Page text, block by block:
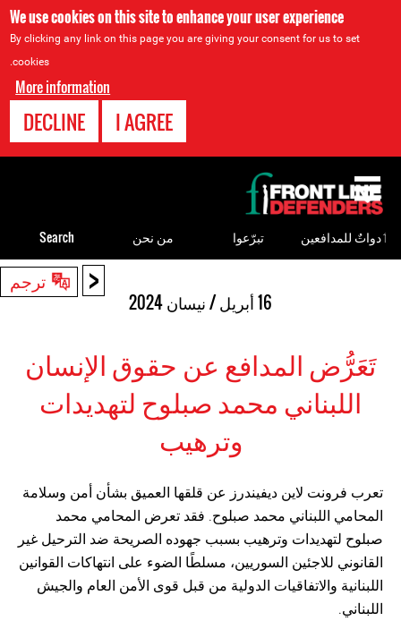
We use cookies on this site to enhance your user experience
By clicking any link on this page you are giving your consent for us to set
cookies.
More information
I AGREE
DECLINE
< ترجم
16 أبريل / نيسان 2024
تَعَرُّض المدافع عن حقوق الإنسان
اللبناني محمد صبلوح لتهديدات
وترهيب
تعرب فرونت لاين ديفيندرز عن قلقها العميق بشأن أمن وسلامة
المحامي اللبناني محمد صبلوح. فقد تعرض المحامي محمد
صبلوح لتهديدات وترهيب بسبب جهوده الصريحة ضد الترحيل غير
القانوني للاجئين السوريين، مسلطًا الضوء على انتهاكات القوانين
اللبنانية والاتفاقيات الدولية من قبل قوى الأمن العام والجيش
اللبناني.
to
top
ٲدواتٌ للمدافعين تبرّعوا من نحن Search